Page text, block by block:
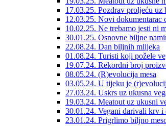
17.03.25. Pozdrav proljeću uz
12.03.25. Novi dokumentarac
10.02.25. Ne trebamo jesti ni
30.01.25. Osnovne biljne
22.08.24. Dan biljnih mlijeka
01.08.24. Turisti koji požele
19.07.24. Rekordni broj
08.05.24. (R)evolucija mesa
03.05.24. U tijeku je
27.03.24. Uskrs uz ukusna
19.03.24. Meatout uz ukusni
30.01.24. Vegani darivali krv
23.01.24. Prigrlimo biljno